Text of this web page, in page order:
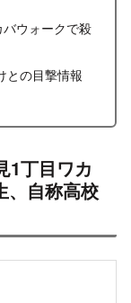
ウォークで殺
との目撃情報
丁目ワカ
、自称高校